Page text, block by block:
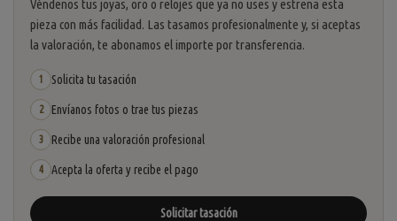
Véndenos tus joyas, oro o relojes que ya no uses y estrena esta
pieza con más facilidad. Las tasamos profesionalmente y, si aceptas
la valoración, te abonamos el importe por transferencia.
1 Solicita tu tasación
2 Envíanos fotos o trae tus piezas
3 Recibe una valoración profesional
4 Acepta la oferta y recibe el pago
Solicitar tasación